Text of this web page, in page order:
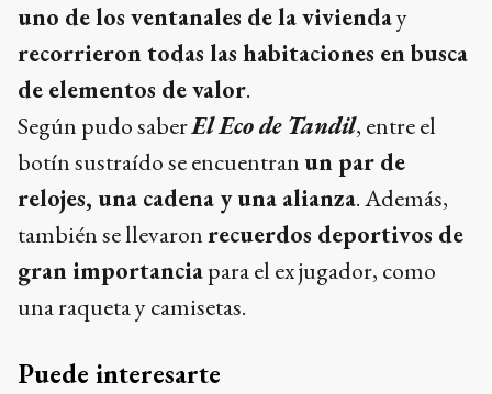
uno de los ventanales de la vivienday
recorrieron todas las habitaciones en busca
de elementos de valor.
Según pudo saberEl Eco de Tandil, entre el
botín sustraído se encuentranun par de
relojes, una cadena y una alianza. Además,
también se llevaronrecuerdos deportivos de
gran importanciapara el ex jugador, como
una raqueta y camisetas.
Puede interesarte